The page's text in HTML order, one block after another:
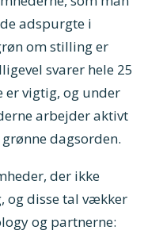
adspurgte i
om stilling er
svarer hele 25
er vigtig, og under
arbejder aktivt
dagsorden.
der ikke
og disse tal vækker
og partnerne: